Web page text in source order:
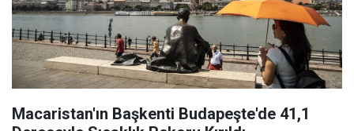
Macaristan'ın Başkenti Budapeşte'de 41,1